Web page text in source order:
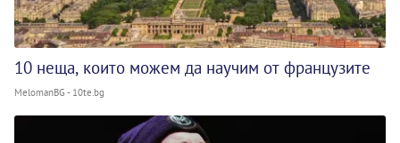
10 неща, които можем да научим от французите
MelomanBG - 10te.bg